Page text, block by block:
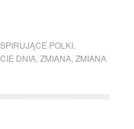
POLKI,
DNIA, ZMIANA, ZMIANA